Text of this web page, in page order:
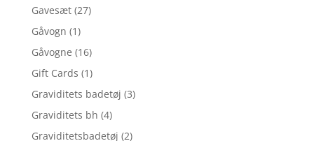
Gavesæt (27)
Gåvogn (1)
Gåvogne (16)
Gift Cards (1)
Graviditets badetøj (3)
Graviditets bh (4)
Graviditetsbadetøj (2)